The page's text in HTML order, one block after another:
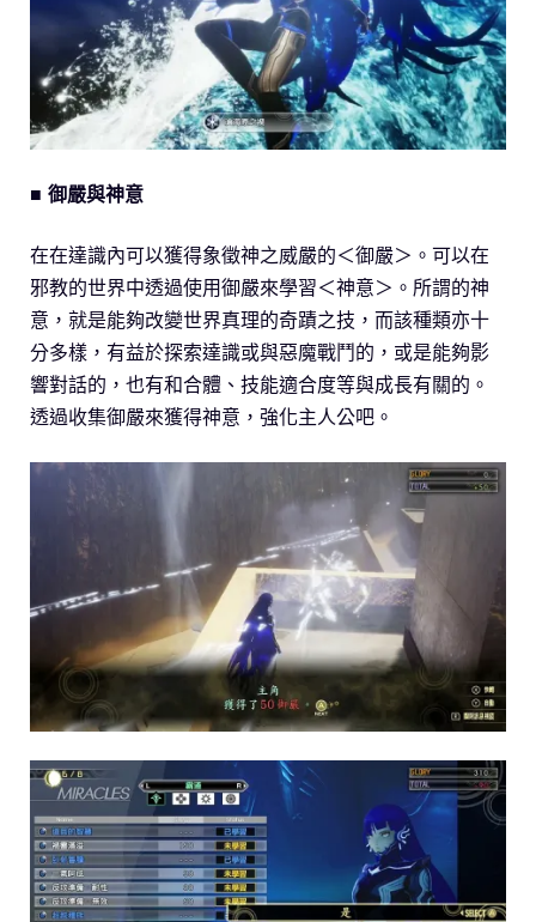
■ 御嚴與神意
在在達識內可以獲得象徵神之威嚴的＜御嚴＞。可以在
邪教的世界中透過使用御嚴來學習＜神意＞。所謂的神
意，就是能夠改變世界真理的奇蹟之技，而該種類亦十
分多樣，有益於探索達識或與惡魔戰鬥的，或是能夠影
響對話的，也有和合體、技能適合度等與成長有關的。
透過收集御嚴來獲得神意，強化主人公吧。